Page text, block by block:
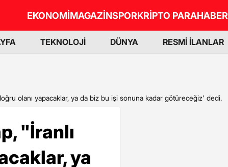
EKONOMİMAGAZİNSPORKRİPTO PARAHABER
TEKNOLOJİ DÜNYA RESMİ İLANLAR
olanı yapacaklar, ya da biz bu işi sonuna kadar götüreceğiz' dedi.
"İranlı
ya